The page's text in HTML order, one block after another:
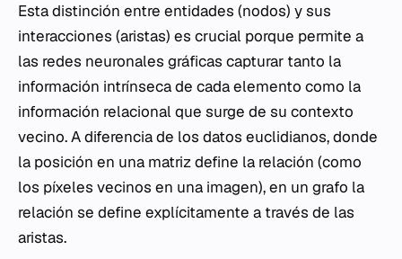
Esta distinción entre entidades (nodos) y sus
interacciones (aristas) es crucial porque permite a
las redes neuronales gráficas capturar tanto la
información intrínseca de cada elemento como la
información relacional que surge de su contexto
vecino. A diferencia de los datos euclidianos, donde
la posición en una matriz define la relación (como
los píxeles vecinos en una imagen), en un grafo la
relación se define explícitamente a través de las
aristas.